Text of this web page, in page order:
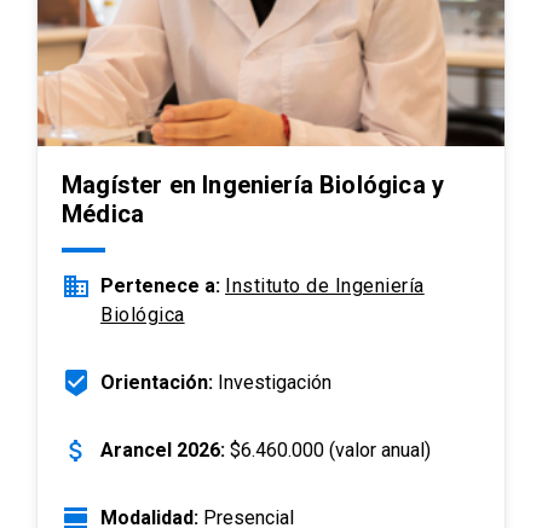
Magíster en Ingeniería Biológica y
Médica
business Pertenece a: Instituto de Ingeniería
Biológica
beenhere Orientación: Investigación
attach_money Arancel 2026: $6.460.000 (valor anual)
view_day Modalidad: Presencial